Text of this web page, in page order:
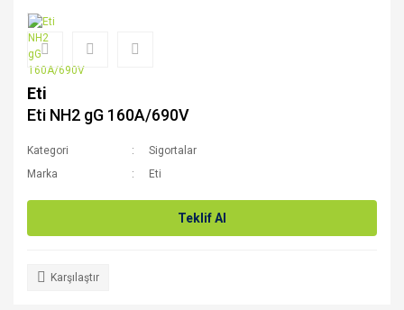
Eti
Eti NH2 gG 160A/690V
Kategori
Sigortalar
Marka
Eti
Teklif Al
Karşılaştır